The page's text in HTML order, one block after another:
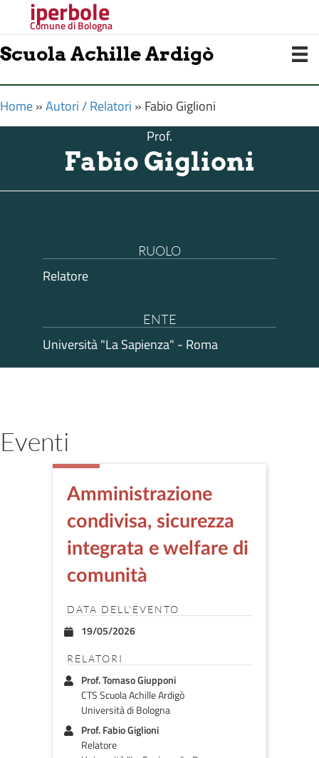
iperbole
Comune di Bologna
Scuola Achille Ardigò
Home»Autori / Relatori » Fabio Giglioni
Prof.
Fabio Giglioni
RUOLO
Relatore
ENTE
Università "La Sapienza" - Roma
Eventi
Amministrazione
condivisa, sicurezza
integrata e welfare di
comunità
DATA DELL'EVENTO
19/05/2026
RELATORI
Prof. Tomaso Giupponi
CTS Scuola Achille Ardigò
Università di Bologna
Prof. Fabio Giglioni
Relatore